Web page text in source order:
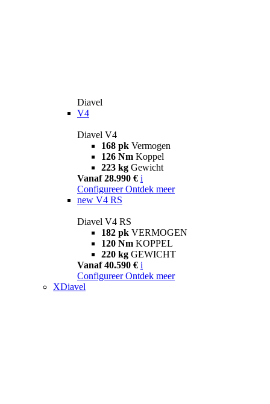
Diavel
V4
Diavel V4
168 pk Vermogen
126 Nm Koppel
223 kg Gewicht
Vanaf 28.990 € i
Configureer Ontdek meer
new V4 RS
Diavel V4 RS
182 pk VERMOGEN
120 Nm KOPPEL
220 kg GEWICHT
Vanaf 40.590 € i
Configureer Ontdek meer
XDiavel